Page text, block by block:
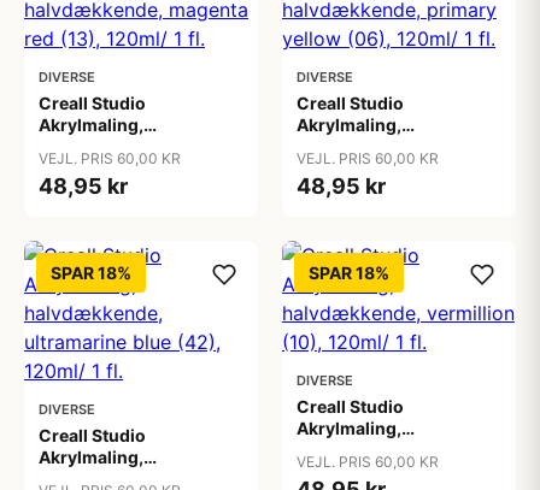
DIVERSE
Creall Studio
Akrylmaling,
red (13), 120ml/ 1 fl.
VEJL. PRIS 60,00 KR
48,95 kr
DIVERSE
Creall Studio
Akrylmaling,
yellow (06), 120ml/ 1 fl.
VEJL. PRIS 60,00 KR
48,95 kr
SPAR 18%
DIVERSE
Creall Studio
Akrylmaling,
SPAR 18%
DIVERSE
Creall Studio
Akrylmaling,
vermillion (10), 120ml/ 1
VEJL. PRIS 60,00 KR